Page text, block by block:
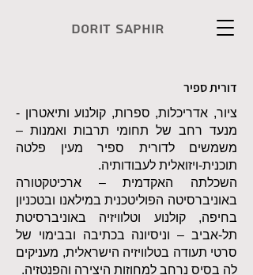
Dorit Saphir
דורית ספיר
ציור, אדריכלות, ספרות, קולנוע ותיאטרון -
מנעד רחב של תחומי תרבות ואמנות –
משמשים לדורית ספיר מעין פלטה
תוכנית-ויזואלית לעבודותיה.
השכלתה האקדמית – ארכיטקטורה
באוניברסיטה הפוליטכנית במילאנו ובטכניון
בחיפה, קולנוע וטלוויזיה באוניברסיטת
תל-אביב – וניסיונה בכתיבה ובבימוי של
סרטי תעודה בטלוויזיה הישראלית, מעניקים
לה בסיס נרחב למחוזות היצירה והפנטזיה.